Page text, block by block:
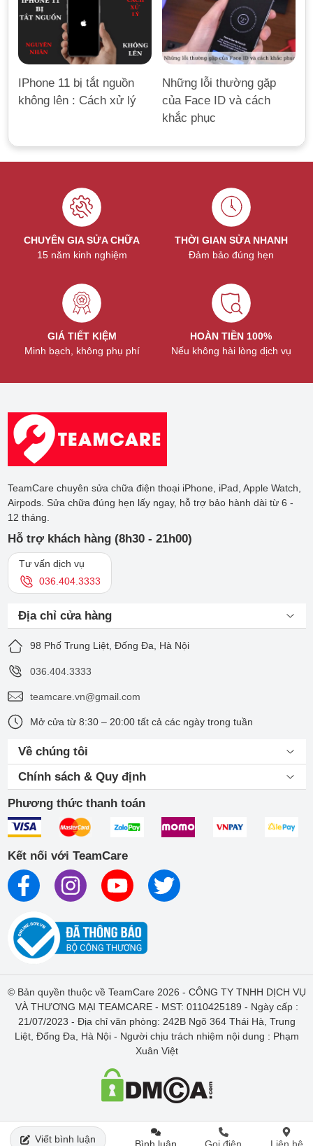
IPhone 11 bị tắt nguồn
không lên : Cách xử lý
Những lỗi thường gặp
của Face ID và cách
khắc phục
Viết bình luận
0
CHUYÊN GIA SỬA CHỮA
15 năm kinh nghiệm
THỜI GIAN SỬA NHANH
Đảm bảo đúng hẹn
GIÁ TIẾT KIỆM
Minh bạch, không phụ phí
HOÀN TIỀN 100%
Nếu không hài lòng dịch vụ
TeamCare chuyên sửa chữa điện thoại iPhone, iPad, Apple Watch,
Airpods. Sửa chữa đúng hẹn lấy ngay, hỗ trợ bảo hành dài từ 6 -
12 tháng.
Hỗ trợ khách hàng (8h30 - 21h00)
Tư vấn dịch vụ
036.404.3333
Địa chỉ cửa hàng
98 Phố Trung Liệt, Đống Đa, Hà Nội
036.404.3333
teamcare.vn@gmail.com
Mở cửa từ 8:30 – 20:00 tất cả các ngày trong tuần
Về chúng tôi
Chính sách & Quy định
Phương thức thanh toán
Kết nối với TeamCare
© Bản quyền thuộc về TeamCare 2026 - CÔNG TY TNHH DỊCH VỤ
VÀ THƯƠNG MẠI TEAMCARE - MST: 0110425189 - Ngày cấp :
21/07/2023 - Địa chỉ văn phòng: 242B Ngõ 364 Thái Hà, Trung
Liệt, Đống Đa, Hà Nội - Người chịu trách nhiệm nội dung : Phạm
Xuân Việt